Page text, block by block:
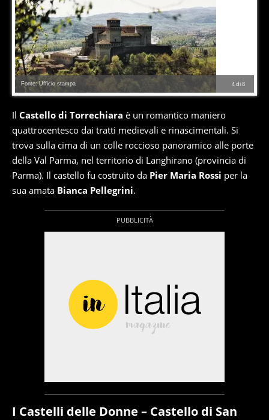
4di8
Fonte: Ufficio stampa
Il Castello di Torrechiara è un romantico maniero
quattrocentesco dai tratti medievali e rinascimentali. Si
trova sulla cima di un colle roccioso panoramico alle porte
della Val Parma, nel territorio di Langhirano (provincia di
Parma). Il castello fu costruito da Pier Maria Rossi per la
sua amata Bianca Pellegrini.
I Castelli delle Donne – Castello di San